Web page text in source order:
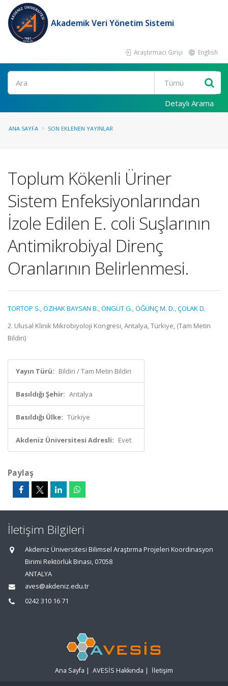
Akademik Veri Yönetim Sistemi
Araştırmacı Girişi English
Ara
Detaylı Arama
ANA SAYFA SON EKLENEN YAYINLAR
Toplum Kökenli Üriner
Sistem Enfeksiyonlarından
İzole Edilen E. coli Suşlarının
Antimikrobiyal Direnç
Oranlarının Belirlenmesi.
TORTOP S.,ÖZHAK BAYSAN B.,ÖNGÜT G.,ÖĞÜNÇ M. D.,ÇOLAK D.
2. Ulusal Klinik Mikrobiyoloji Kongresi, Antalya, Türkiye, (Tam Metin
Bildiri)
Yayın Türü: Bildiri / Tam Metin Bildiri
Basıldığı Şehir: Antalya
Basıldığı Ülke: Türkiye
Akdeniz Üniversitesi Adresli: Evet
Paylaş
İletişim Bilgileri
Akdeniz Üniversitesi Bilimsel Araştırma Projeleri Koordinasyon
Birimi Rektörlük Binası, 07058
ANTALYA
aves@akdeniz.edu.tr
0242 310 16 71
Ana Sayfa | AVESİS Hakkında | İletişim